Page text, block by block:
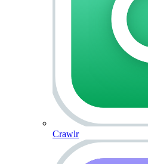
Crawlr